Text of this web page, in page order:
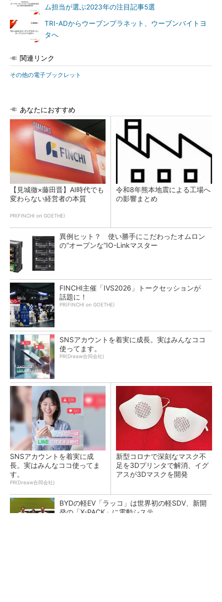
ム担当が選ぶ2023年の注目記事5選
TRI-ADからウーブンプラネット、ウーブンバイトヨ
タへ
関連リンク
その他の電子ブックレット
あなたにおすすめ
【見城徹×藤田晋】AI時代でも
変わらない経営者の本質
PR(FINCHI on GOETHE)
令和8年熊本地震による工場へ
の影響まとめ
異例ヒット？ 使い勝手にこだわったオムロン
の“オープンな”IO-Linkマスター
FINCHI主催「IVS2026」トークセッションが
話題に！
PR(FINCHI on GOETHE)
SNSアカウントを着実に成長。実はみんなココ
使ってます。
PR(Dreaw合同会社)
SNSアカウントを着実に成
長。実はみんなココ使ってま
す。
PR(Dreaw合同会社)
新型コロナで深刻なマスク不
足を3Dプリンタで解消、イグ
アスが3Dマスクを開発
BYDの軽EV「ラッコ」は世界初の軽SDV、新開
発の「X-PACK」に電動システ...